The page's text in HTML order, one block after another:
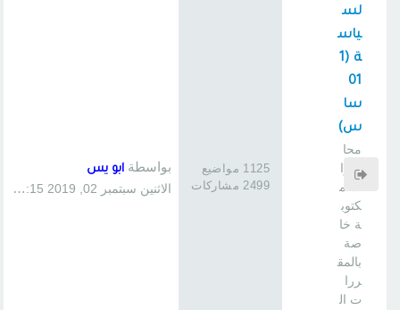
لس
ياس
ة (1
01
سا
س)
محا
ضرا
ت م
كتوب
ة خا
صة
بالمق
ررا
ت ال
1125 مواضيع
2499 مشاركات
بواسطة ابو يس
الاثنين سبتمبر 02, 2019 1:15 pm